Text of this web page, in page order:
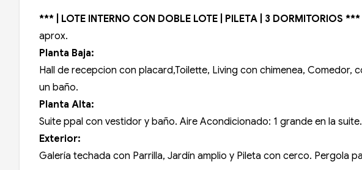
*** | LOTE INTERNO CON DOBLE LOTE | PILETA | 3 DORMITORIOS ***
aprox.
Planta Baja:
Hall de recepcion con placard,Toilette, Living con chimenea,
un baño.
Planta Alta:
Suite ppal con vestidor y baño. Aire Acondicionado: 1 grande en la
Exterior:
Galería techada con Parrilla, Jardín amplio y Pileta con cerco. Pergola